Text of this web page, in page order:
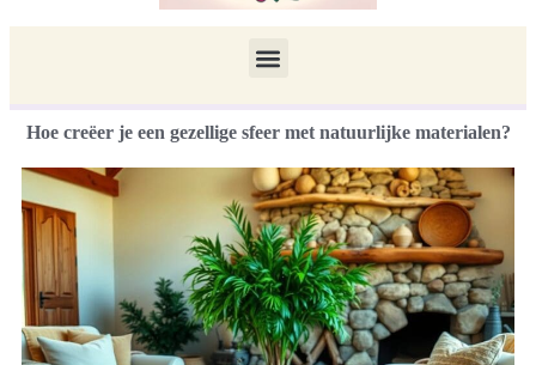
Hoe creëer je een gezellige sfeer met natuurlijke materialen?